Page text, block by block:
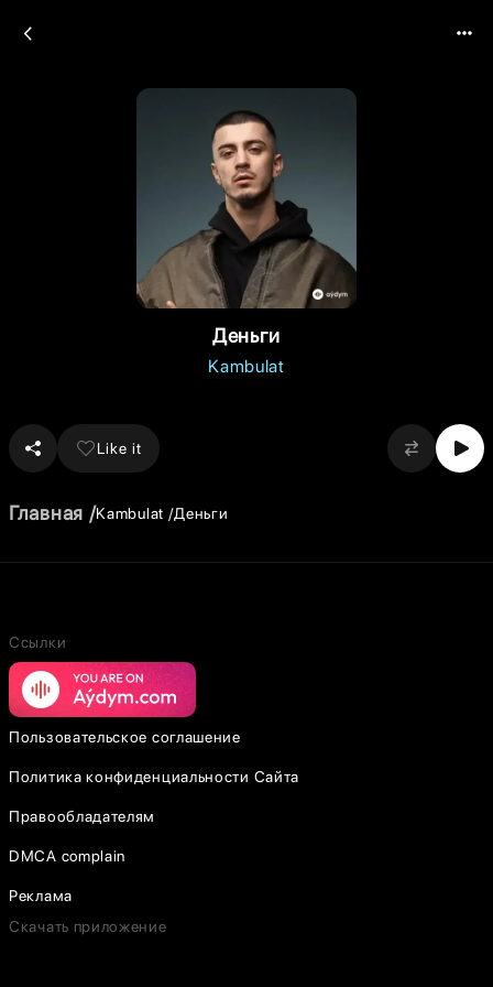
Деньги
Kambulat
Like it
Главная Kambulat Деньги
Ссылки
Пользовательское соглашение
Политика конфиденциальности Сайта
Правообладателям
DMCA complain
Реклама
Скачать приложение